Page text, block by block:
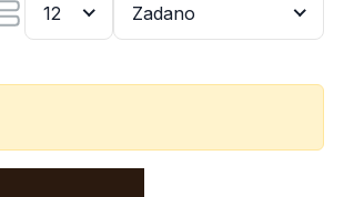
12 Zadano